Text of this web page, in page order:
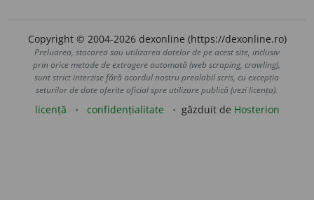
Copyright © 2004-2026 dexonline (https://dexonline.ro)
Preluarea, stocarea sau utilizarea datelor de pe acest site, inclusiv
prin orice metode de extragere automată (web scraping, crawling),
sunt strict interzise fără acordul nostru prealabil scris, cu excepția
seturilor de date oferite oficial spre utilizare publică (vezi licența).
licență confidențialitate găzduit de Hosterion